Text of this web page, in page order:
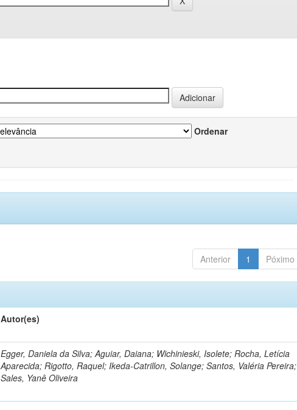
Ordenar
Anterior 1 Póximo
Autor(es)
Egger, Daniela da Silva; Aguiar, Daiana; Wichinieski, Isolete; Rocha, Letícia
Aparecida; Rigotto, Raquel; Ikeda-Catrillon, Solange; Santos, Valéria Pereira;
Sales, Yanê Oliveira